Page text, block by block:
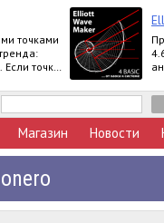
точками
Если точка
Магазин Новости